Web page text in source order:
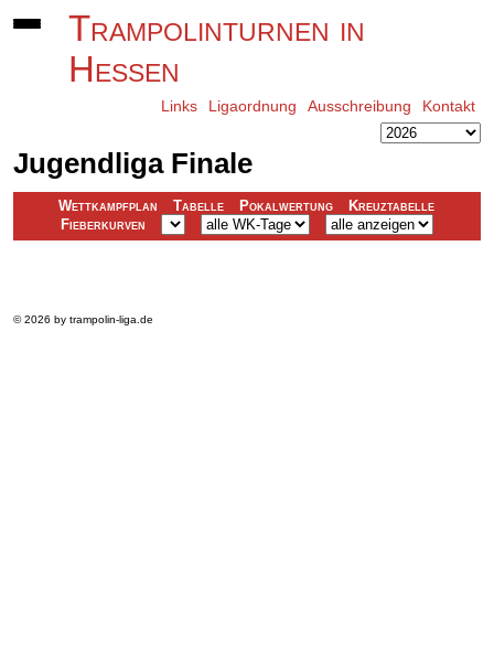
Trampolinturnen in
Hessen
Links Ligaordnung Ausschreibung Kontakt
Jugendliga Finale
Wettkampfplan Tabelle Pokalwertung
Kreuztabelle
Fieberkurven
© 2026 by trampolin-liga.de